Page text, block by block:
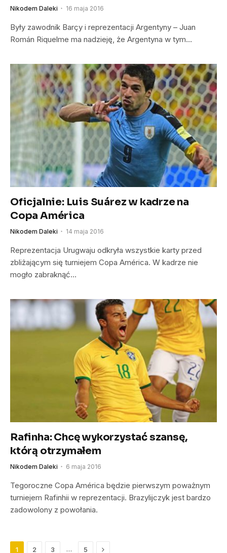
Nikodem Daleki 16 maja 2016
Były zawodnik Barçy i reprezentacji Argentyny – Juan
Román Riquelme ma nadzieję, że Argentyna w tym…
Oficjalnie: Luis Suárez w kadrze na
Copa América
Nikodem Daleki 14 maja 2016
Reprezentacja Urugwaju odkryła wszystkie karty przed
zbliżającym się turniejem Copa América. W kadrze nie
mogło zabraknąć…
Rafinha: Chcę wykorzystać szansę,
którą otrzymałem
Nikodem Daleki 6 maja 2016
Tegoroczne Copa América będzie pierwszym poważnym
turniejem Rafinhii w reprezentacji. Brazylijczyk jest bardzo
zadowolony z powołania.
1 2 3 … 5 Next